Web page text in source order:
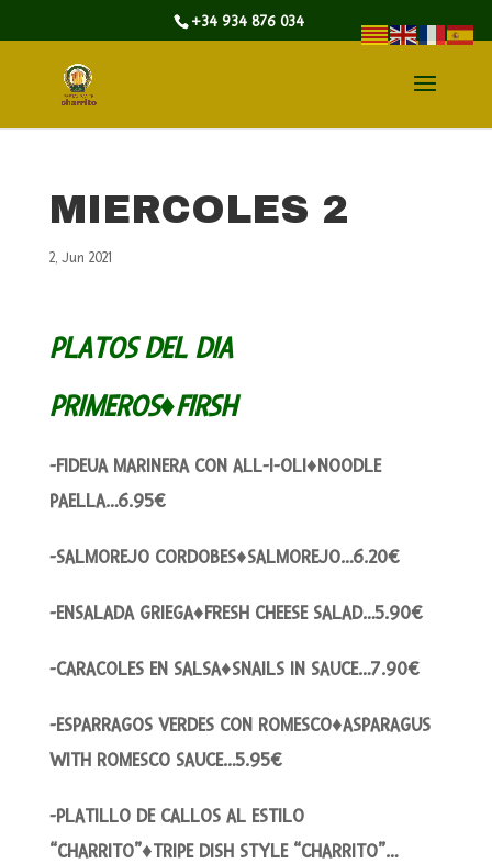
+34 934 876 034
MIERCOLES 2
2, Jun 2021
PLATOS DEL DIA
PRIMEROS♦FIRSH
-FIDEUA MARINERA CON ALL-I-OLI♦NOODLE
PAELLA…6.95€
-SALMOREJO CORDOBES♦SALMOREJO…6.20€
-ENSALADA GRIEGA♦FRESH CHEESE SALAD…5.90€
-CARACOLES EN SALSA♦SNAILS IN SAUCE…7.90€
-ESPARRAGOS VERDES CON ROMESCO♦ASPARAGUS
WITH ROMESCO SAUCE…5.95€
-PLATILLO DE CALLOS AL ESTILO
“CHARRITO”♦TRIPE DISH STYLE “CHARRITO”…